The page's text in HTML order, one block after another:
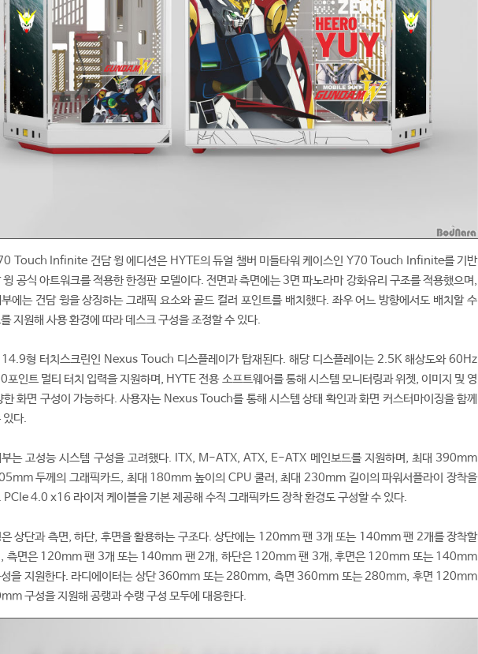
Touch Infinite 건담 윙 에디션은 HYTE의 듀얼 챔버 미들타워 케이스인 Y70 Touch Infinite를 기반
윙 공식 아트워크를 적용한 한정판 모델이다. 전면과 측면에는 3면 파노라마 강화유리 구조를 적용했으며,
에는 건담 윙을 상징하는 그래픽 요소와 골드 컬러 포인트를 배치했다. 좌우 어느 방향에서도 배치할 수
지원해 사용 환경에 따라 데스크 구성을 조정할 수 있다.
14.9형 터치스크린인 Nexus Touch 디스플레이가 탑재된다. 해당 디스플레이는 2.5K 해상도와 60Hz
포인트 멀티 터치 입력을 지원하며, HYTE 전용 소프트웨어를 통해 시스템 모니터링과 위젯, 이미지 및 영
한 화면 구성이 가능하다. 사용자는 Nexus Touch를 통해 시스템 상태 확인과 화면 커스터마이징을 함께
있다.
부는 고성능 시스템 구성을 고려했다. ITX, M-ATX, ATX, E-ATX 메인보드를 지원하며, 최대 390mm
두께의 그래픽카드, 최대 180mm 높이의 CPU 쿨러, 최대 230mm 길이의 파워서플라이 장착을
PCIe 4.0 x16 라이저 케이블을 기본 제공해 수직 그래픽카드 장착 환경도 구성할 수 있다.
상단과 측면, 하단, 후면을 활용하는 구조다. 상단에는 120mm 팬 3개 또는 140mm 팬 2개를 장착할
, 측면은 120mm 팬 3개 또는 140mm 팬 2개, 하단은 120mm 팬 3개, 후면은 120mm 또는 140mm
을 지원한다. 라디에이터는 상단 360mm 또는 280mm, 측면 360mm 또는 280mm, 후면 120mm
구성을 지원해 공랭과 수랭 구성 모두에 대응한다.